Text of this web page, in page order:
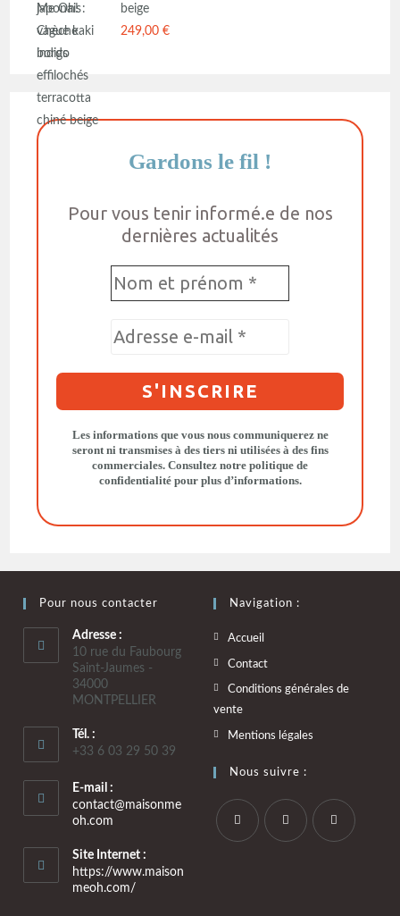
beige
249,00€
Gardons le fil !
Pour vous tenir informé.e de nos
dernières actualités
Les informations que vous nous communiquerez ne
seront ni transmises à des tiers ni utilisées à des fins
commerciales. Consultez notre politique de
confidentialitépour plus d’informations.
Pour nous contacter
Adresse :
10 rue du Faubourg
Saint-Jaumes -
34000
MONTPELLIER
Tél. :
+33 6 03 29 50 39
E-mail :
contact@maisonme
oh.com
Site Internet :
https://www.maison
meoh.com/
Navigation :
Accueil
Contact
Conditions générales de
vente
Mentions légales
Nous suivre :